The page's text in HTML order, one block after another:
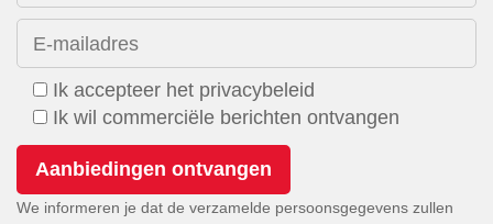
E-mailadres
Ik accepteer het privacybeleid
Ik wil commerciële berichten ontvangen
We informeren je dat de verzamelde persoonsgegevens zullen